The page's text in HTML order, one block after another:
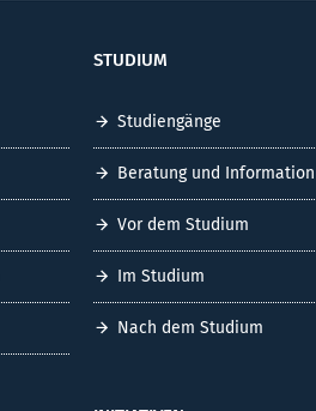
STUDIUM
Studiengänge
Beratung und Information
Vor dem Studium
Im Studium
Nach dem Studium